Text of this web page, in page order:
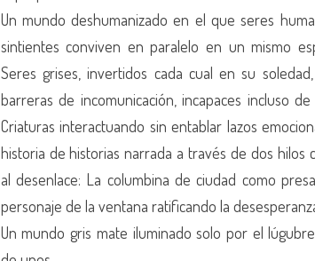
Un mundo deshumanizado en el que seres
sintientesconviven en paralelo en un mismo
Seres grises, invertidos cada cual en su
barreras de incomunicación,incapaces incluso
Criaturas interactuando sin entablar lazos
historia de historias narrada a través de dos hilos
al desenlace: La columbina de ciudad como
personaje de la ventana ratificando la
Un mundo gris mate iluminado solo por el